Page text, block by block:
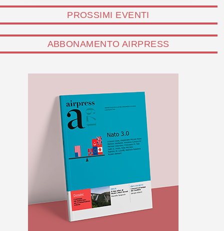
PROSSIMI EVENTI
ABBONAMENTO AIRPRESS